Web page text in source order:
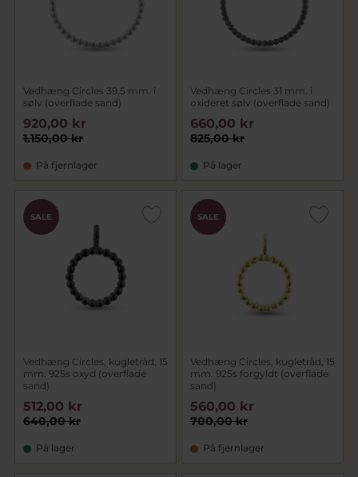
Vedhæng Circles 39,5 mm. i
sølv (overflade sand)
1.150,00 kr
920,00 kr
På fjernlager
Vedhæng Circles 31 mm. i
oxideret sølv (overflade sand)
825,00 kr
660,00 kr
På lager
SALE
Vedhæng Circles, kugletråd, 15
mm. 925s oxyd (overflade
sand)
640,00 kr
512,00 kr
På lager
SALE
Vedhæng Circles, kugletråd, 15
mm. 925s forgyldt (overflade
sand)
700,00 kr
560,00 kr
På fjernlager